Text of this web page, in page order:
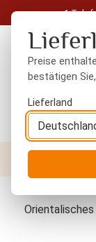
Hauptinhalt
Zur Suche
Zur
Orientalisches
Preise
bestätigen
Lieferland